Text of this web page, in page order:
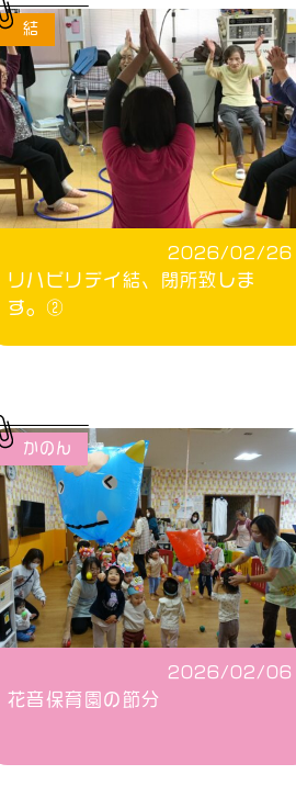
2026/02/26
リハビリデイ結、閉所致しま
す。②
結
2026/02/06
花音保育園の節分
かのん